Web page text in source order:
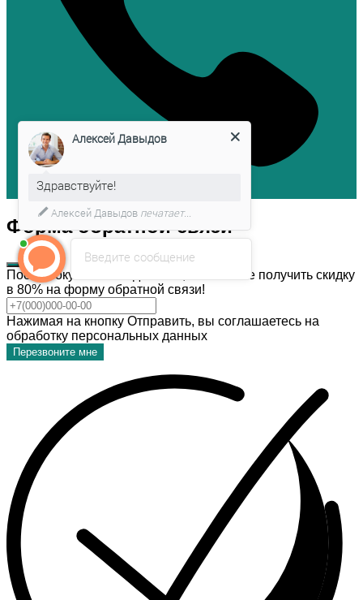
Форма обратной связи
После покупки темы дизайна, Вы можете получить скидку
в 80% на форму обратной связи!
Нажимая на кнопку Отправить, вы соглашаетесь на
обработку персональных данных
Перезвоните мне
Введите сообщение
Алексей Давыдов
Здравствуйте!
Алексей Давыдов печатает...